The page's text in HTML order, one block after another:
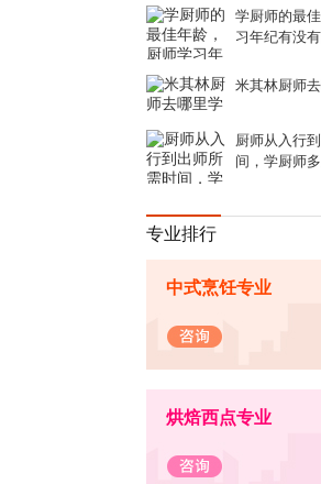
学厨师的最
习年纪有没
米其林厨师
厨师从入行
间，学厨师
专业排行
中式烹饪专业
烘焙西点专业